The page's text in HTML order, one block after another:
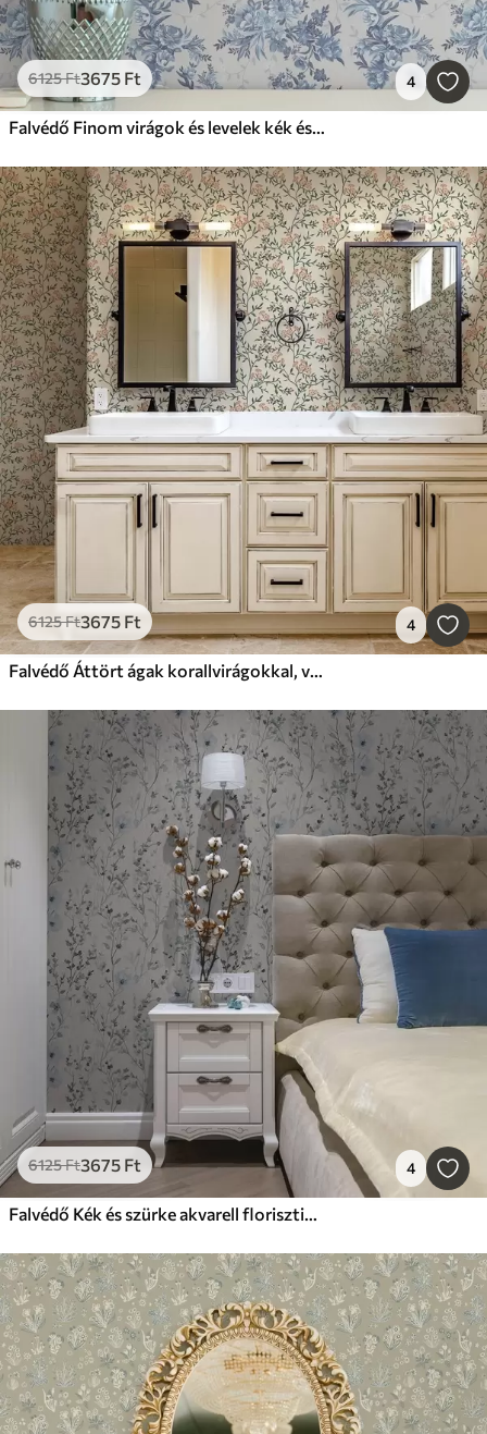
6125Ft3675 Ft 4
Falvédő Finom virágok és levelek kék és kék színekben világos háttéren
6125Ft3675 Ft 4
Falvédő Áttört ágak korallvirágokkal, virágmintával
6125Ft3675 Ft 4
Falvédő Kék és szürke akvarell florisztika semleges háttéren